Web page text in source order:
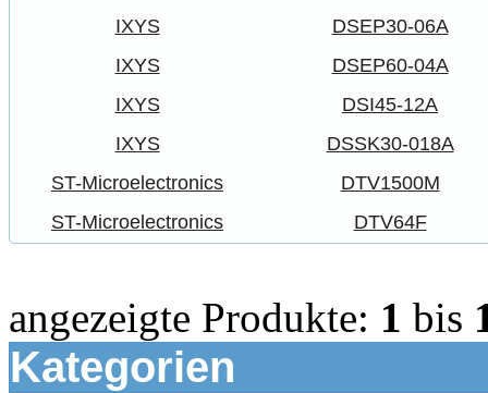
IXYS
DSEP30-06A
IXYS
DSEP60-04A
IXYS
DSI45-12A
IXYS
DSSK30-018A
ST-Microelectronics
DTV1500M
ST-Microelectronics
DTV64F
angezeigte Produkte: 1 bis
Kategorien